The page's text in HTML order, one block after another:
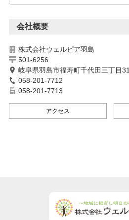
会社概要
株式会社ウェルピア羽島
501-6256
岐阜県羽島市福寿町千代田三丁目31
058-201-7712
058-201-7713
アクセス